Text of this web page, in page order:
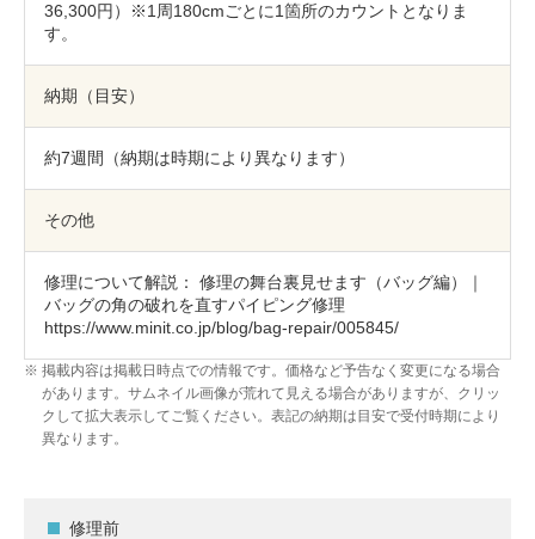
36,300円）※1周180cmごとに1箇所のカウントとなりま
す。
納期（目安）
約7週間（納期は時期により異なります）
その他
修理について解説： 修理の舞台裏見せます（バッグ編）｜
バッグの角の破れを直すパイピング修理
https://www.minit.co.jp/blog/bag-repair/005845/
掲載内容は掲載日時点での情報です。価格など予告なく変更になる場合
があります。サムネイル画像が荒れて見える場合がありますが、クリッ
クして拡大表示してご覧ください。表記の納期は目安で受付時期により
異なります。
修理前